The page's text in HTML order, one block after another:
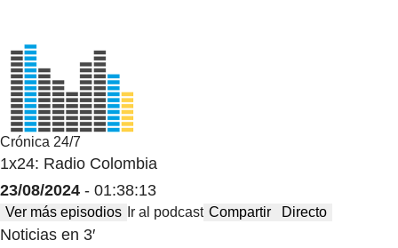
Crónica 24/7
1x24: Radio Colombia
23/08/2024 - 01:38:13
Ver más episodios Ir al podcast Compartir Directo
Noticias en 3′